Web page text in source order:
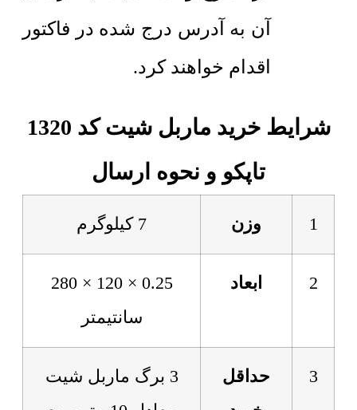
آن به آدرس درج شده در فاکتور
اقدام خواهند کرد.
شرایط خرید ماربل شیت کد 1320
تاپکو و نحوه ارسال
1 وزن 7 کیلوگرم
2 ابعاد
0.25 × 120 × 280
سانتیمتر
3
حداقل
3 برگ ماربل شیت